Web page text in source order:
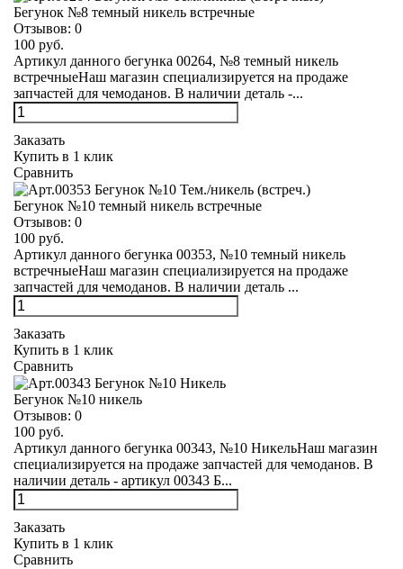
Бегунок №8 темный никель встречные
Отзывов: 0
100 руб.
Артикул данного бегунка 00264, №8 темный никель
встречныеНаш магазин специализируется на продаже
запчастей для чемоданов. В наличии деталь -...
Заказать
Купить в 1 клик
Сравнить
Бегунок №10 темный никель встречные
Отзывов: 0
100 руб.
Артикул данного бегунка 00353, №10 темный никель
встречныеНаш магазин специализируется на продаже
запчастей для чемоданов. В наличии деталь ...
Заказать
Купить в 1 клик
Сравнить
Бегунок №10 никель
Отзывов: 0
100 руб.
Артикул данного бегунка 00343, №10 НикельНаш магазин
специализируется на продаже запчастей для чемоданов. В
наличии деталь - артикул 00343 Б...
Заказать
Купить в 1 клик
Сравнить